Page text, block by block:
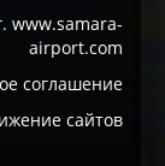
www.samara-
airport.com
соглашение
сайтов